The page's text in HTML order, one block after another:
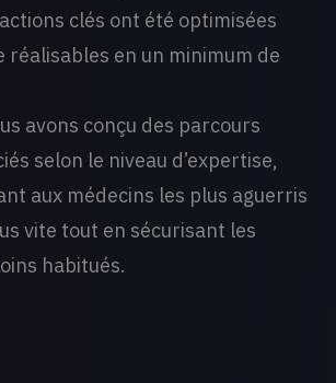
clés ont été optimisées
réalisables en un minimum de
avons conçu des parcours
selon le niveau d’expertise,
aux médecins les plus aguerris
vite tout en sécurisant les
habitués.